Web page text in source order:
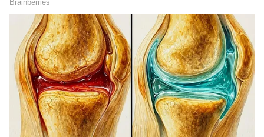
బ్యాంక్ కస్టమర్లు
స్టేట్ బ్యాంక్ ఆఫ్ ఇండియా అనేది SBI రెండు రకాల
డిపాజిట్ పరిమితులను అందిస్తుంది. కార్డ్ ఆధారిత మరియు
కార్డ్ లేనివి. కార్డ్ లేని డిపాజిట్‌ల కోసం, డిపాజిటర్ నేరుగా
తమ ఖాతా నంబర్‌ను నమోదు చేసినప్పుడు, ఒక